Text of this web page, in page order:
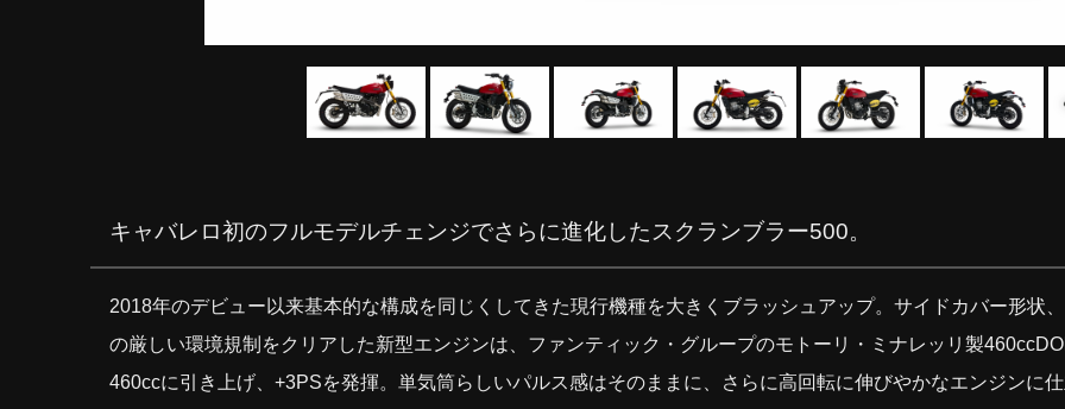
キャバレロ初のフルモデルチェンジでさらに進化したスクランブラー500。
2018年のデビュー以来基本的な構成を同じくしてきた現行機種を大きくブラッシュアップ。サイドカバー形状
の厳しい環境規制をクリアした新型エンジンは、ファンティック・グループのモトーリ・ミナレッリ製
460ccに引き上げ、+3PSを発揮。単気筒らしいパルス感はそのままに、さらに高回転に伸びやかなエンジンに